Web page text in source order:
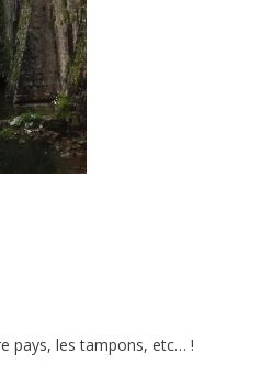
pays, les tampons, etc… !